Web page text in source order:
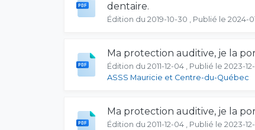
dentaire.
Édition du 2019-10-30 , Publié le 2024-
Ma protection auditive, je la
Édition du 2011-12-04 , Publié le 2023-12-
ASSS Mauricie et Centre-du-Québec
Ma protection auditive, je la
Édition du 2011-12-04 , Publié le 2023-12-